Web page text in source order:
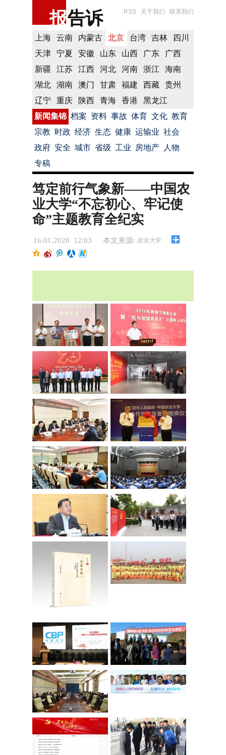
报告诉 RSS 关于我们 联系我们
上海 云南 内蒙古 北京 台湾 吉林
四川
天津
宁夏 安徽 山东 山西 广东
广西
新疆
江苏 江西 河北 河南 浙江
海南
湖北
湖南 澳门 甘肃 福建 西藏
贵州
辽宁
重庆 陕西 青海 香港
黑龙江
新闻集锦 档案 资料 事故 体育 文化 教育
宗教 时政 经济 生态 健康 运输业 社会
政府 安全 城市 省级 工业 房地产
人物
专稿
笃定前行气象新——中国农
业大学“不忘初心、牢记使
命”主题教育全纪实
16.01.2020 12:03 本文来源: 农业大学